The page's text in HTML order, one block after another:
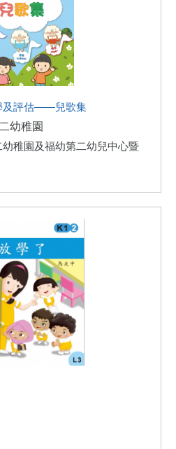
及評估——兒歌集
幼稚園
稚園及福幼第二幼兒中心暨